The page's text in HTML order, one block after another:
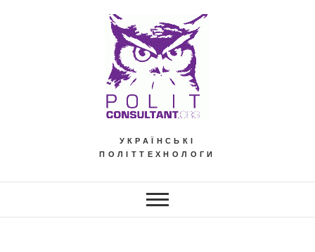
УКРАЇНСЬКІ
ПОЛІТТЕХНОЛОГИ